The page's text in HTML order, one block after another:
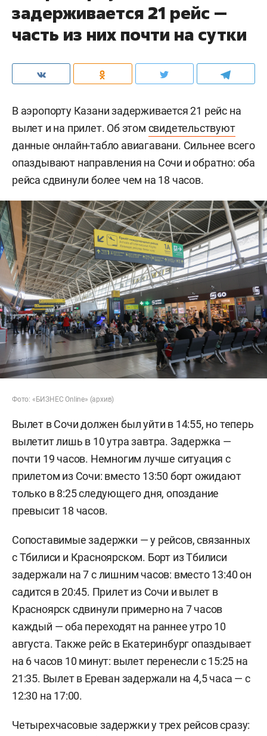
задерживается 21 рейс —
часть из них почти на сутки
В аэропорту Казани задерживается 21 рейс на
вылет и на прилет. Об этом свидетельствуют
данные онлайн-табло авиагавани. Сильнее всего
опаздывают направления на Сочи и обратно: оба
рейса сдвинули более чем на 18 часов.
Фото: «БИЗНЕС Online» (архив)
Вылет в Сочи должен был уйти в 14:55, но теперь
вылетит лишь в 10 утра завтра. Задержка —
почти 19 часов. Немногим лучше ситуация с
прилетом из Сочи: вместо 13:50 борт ожидают
только в 8:25 следующего дня, опоздание
превысит 18 часов.
Сопоставимые задержки — у рейсов, связанных
с Тбилиси и Красноярском. Борт из Тбилиси
задержали на 7 с лишним часов: вместо 13:40 он
садится в 20:45. Прилет из Сочи и вылет в
Красноярск сдвинули примерно на 7 часов
каждый — оба переходят на раннее утро 10
августа. Также рейс в Екатеринбург опаздывает
на 6 часов 10 минут: вылет перенесли с 15:25 на
21:35. Вылет в Ереван задержали на 4,5 часа — с
12:30 на 17:00.
Четырехчасовые задержки у трех рейсов сразу: